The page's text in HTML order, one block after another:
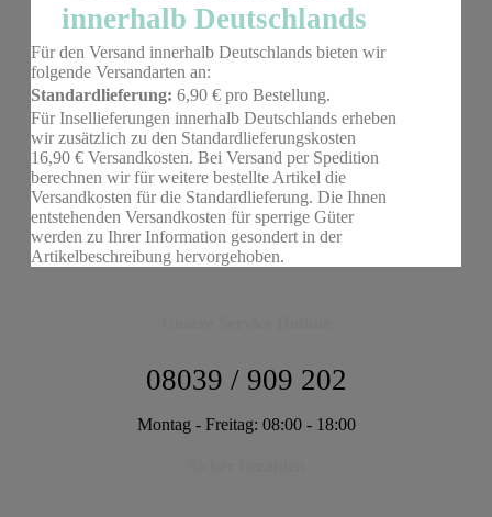
innerhalb Deutschlands
Für den Versand innerhalb Deutschlands bieten wir
folgende Versandarten an:
Standardlieferung: 6,90 € pro Bestellung.
Für Insellieferungen innerhalb Deutschlands erheben
wir zusätzlich zu den Standardlieferungskosten
16,90 € Versandkosten. Bei Versand per Spedition
berechnen wir für weitere bestellte Artikel die
Versandkosten für die Standardlieferung. Die Ihnen
entstehenden Versandkosten für sperrige Güter
werden zu Ihrer Information gesondert in der
Artikelbeschreibung hervorgehoben.
08039 / 909 202
Montag - Freitag: 08:00 - 18:00